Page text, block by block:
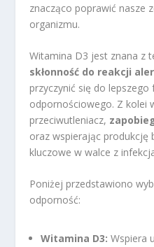
znacząco poprawić nasze
organizmu.
Witamina D3 jest znana z
skłonność do reakcji
przyczynić się do lepszego
odpornościowego. Z kolei
przeciwutleniacz,
oraz wspierając produkcję
kluczowe w walce z
Poniżej przedstawiono
odporność:
Witamina D3: Wspiera